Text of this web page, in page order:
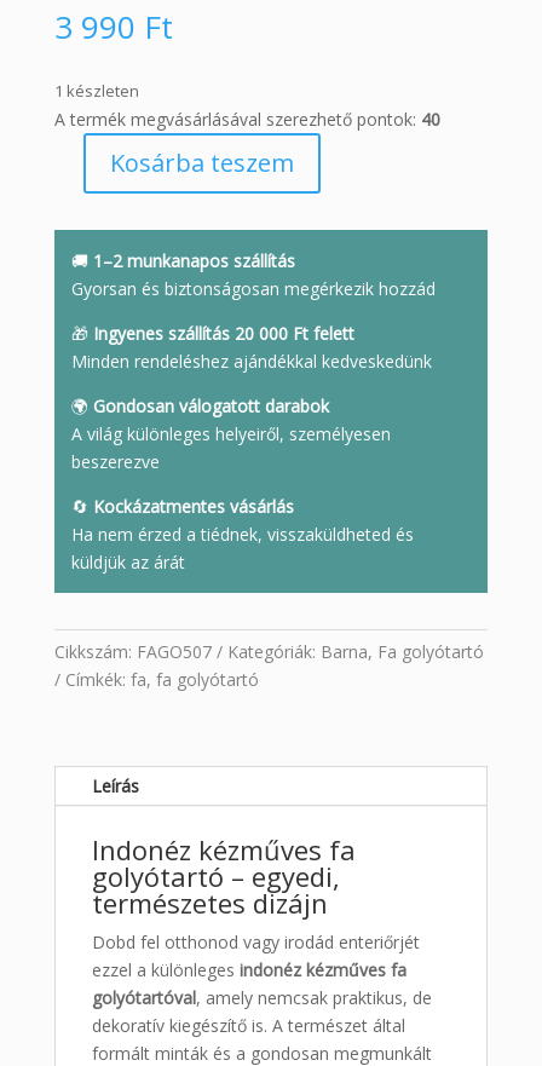
3 990 Ft
1 készleten
A termék megvásárlásával szerezhető pontok: 40
mennyiség
Kosárba teszem
🚚 1–2 munkanapos szállítás
Gyorsan és biztonságosan megérkezik hozzád
🎁 Ingyenes szállítás 20 000 Ft felett
Minden rendeléshez ajándékkal kedveskedünk
🌍 Gondosan válogatott darabok
A világ különleges helyeiről, személyesen
beszerezve
🔄 Kockázatmentes vásárlás
Ha nem érzed a tiédnek, visszaküldheted és
küldjük az árát
Cikkszám: FAGO507 Kategóriák: Barna, Fa golyótartó
Címkék: fa, fa golyótartó
Leírás
Indonéz kézműves fa
golyótartó – egyedi,
természetes dizájn
Dobd fel otthonod vagy irodád enteriőrjét
ezzel a különleges indonéz kézműves fa
golyótartóval, amely nemcsak praktikus, de
dekoratív kiegészítő is. A természet által
formált minták és a gondosan megmunkált